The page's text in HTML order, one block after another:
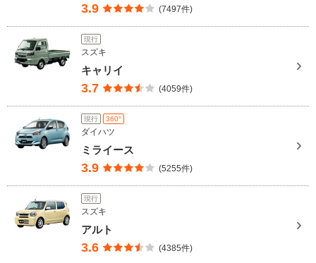
3.9 (7497件)
現行
スズキ
キャリイ
3.7 (4059件)
現行 360°
ダイハツ
ミライース
3.9 (5255件)
現行
スズキ
アルト
3.6 (4385件)